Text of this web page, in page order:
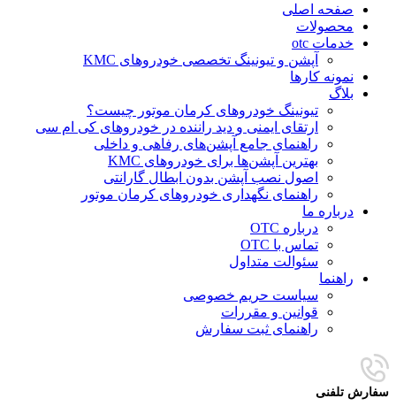
صفحه اصلی
محصولات
خدمات otc
آپشن و تیونینگ تخصصی خودروهای KMC
نمونه کارها
بلاگ
تیونینگ خودروهای کرمان موتور چیست؟
ارتقای ایمنی و دید راننده در خودروهای کی ام سی
راهنمای جامع آپشن‌های رفاهی و داخلی
بهترین آپشن‌ها برای خودروهای KMC
اصول نصب آپشن بدون ابطال گارانتی
راهنمای نگهداری خودروهای کرمان موتور
درباره ما
درباره OTC
تماس با OTC
سئوالت متداول
راهنما
سیاست حریم خصوصی
قوانین و مقررات
راهنمای ثبت سفارش
سفارش تلفنی